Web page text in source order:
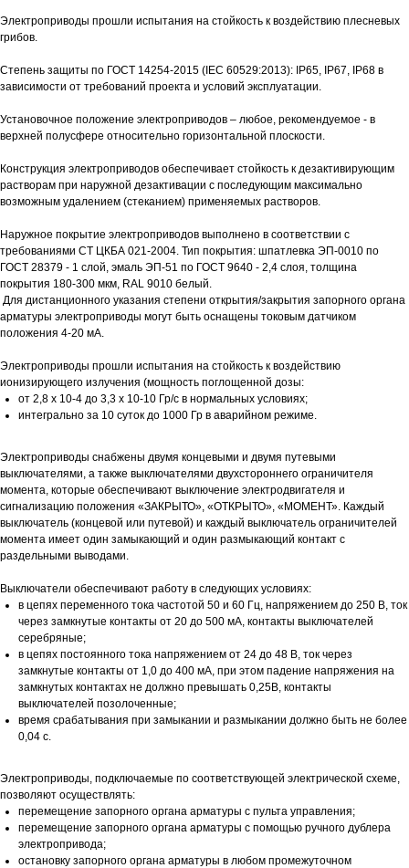
Электроприводы прошли испытания на стойкость к воздействию плесневых
грибов.
Степень защиты по ГОСТ 14254-2015 (IEC 60529:2013): IP65, IP67, IP68 в
зависимости от требований проекта и условий эксплуатации.
Установочное положение электроприводов – любое, рекомендуемое - в
верхней полусфере относительно горизонтальной плоскости.
Конструкция электроприводов обеспечивает стойкость к дезактивирующим
растворам при наружной дезактивации с последующим максимально
возможным удалением (стеканием) применяемых растворов.
Наружное покрытие электроприводов выполнено в соответствии с
требованиями СТ ЦКБА 021-2004. Тип покрытия: шпатлевка ЭП-0010 по
ГОСТ 28379 - 1 слой, эмаль ЭП-51 по ГОСТ 9640 - 2,4 слоя, толщина
покрытия 180-300 мкм, RAL 9010 белый.
Для дистанционного указания степени открытия/закрытия запорного органа
арматуры электроприводы могут быть оснащены токовым датчиком
положения 4-20 мА.
Электроприводы прошли испытания на стойкость к воздействию
ионизирующего излучения (мощность поглощенной дозы:
от 2,8 х 10-4 до 3,3 х 10-10 Гр/с в нормальных условиях;
интегрально за 10 суток до 1000 Гр в аварийном режиме.
Электроприводы снабжены двумя концевыми и двумя путевыми
выключателями, а также выключателями двухстороннего ограничителя
момента, которые обеспечивают выключение электродвигателя и
сигнализацию положения «ЗАКРЫТО», «ОТКРЫТО», «МОМЕНТ». Каждый
выключатель (концевой или путевой) и каждый выключатель ограничителей
момента имеет один замыкающий и один размыкающий контакт с
раздельными выводами.
Выключатели обеспечивают работу в следующих условиях:
в цепях переменного тока частотой 50 и 60 Гц, напряжением до 250 В, ток
через замкнутые контакты от 20 до 500 мА, контакты выключателей
серебряные;
в цепях постоянного тока напряжением от 24 до 48 В, ток через
замкнутые контакты от 1,0 до 400 мА, при этом падение напряжения на
замкнутых контактах не должно превышать 0,25В, контакты
выключателей позолоченные;
время срабатывания при замыкании и размыкании должно быть не более
0,04 с.
Электроприводы, подключаемые по соответствующей электрической схеме,
позволяют осуществлять:
перемещение запорного органа арматуры с пульта управления;
перемещение запорного органа арматуры с помощью ручного дублера
электропривода;
остановку запорного органа арматуры в любом промежуточном